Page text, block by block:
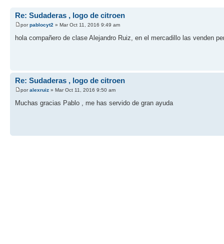
Re: Sudaderas , logo de citroen
porpablocyt2 » Mar Oct 11, 2016 9:49 am
hola compañero de clase Alejandro Ruiz, en el mercadillo las venden
Re: Sudaderas , logo de citroen
poralexruiz » Mar Oct 11, 2016 9:50 am
Muchas gracias Pablo , me has servido de gran ayuda